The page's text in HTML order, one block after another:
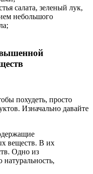
салата, зеленый лук,
небольшого
похудеть, просто
Изначально давайте
веществ. В их
Одно из